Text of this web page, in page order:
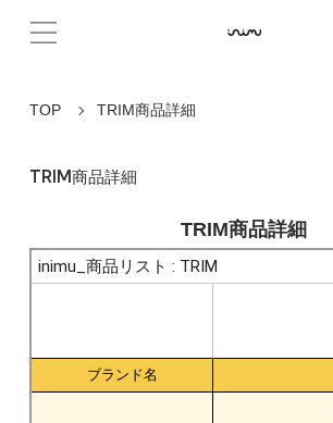
TOP TRIM商品詳細
TRIM商品詳細
TRIM商品詳細